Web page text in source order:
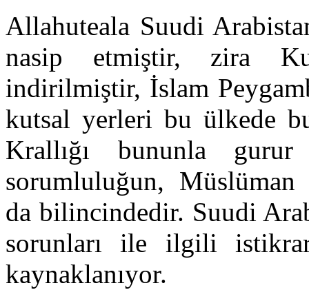
Allahuteala Suudi
nasip etmiştir, zira
indirilmiştir, İslam
kutsal yerleri bu ülkede
Krallığı bununla
sorumluluğun,
da bilincindedir. Suudi
sorunları ile ilgili
kaynaklanıyor.